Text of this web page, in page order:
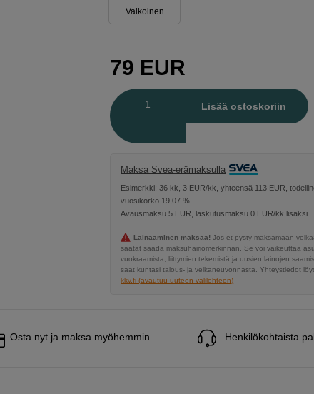
Valkoinen
79 EUR
Lisää ostoskoriin
Maksa Svea-erämaksulla
Esimerkki: 36 kk, 3 EUR/kk, yhteensä 113 EUR,
vuosikorko 19,07 %
Avausmaksu 5 EUR, laskutusmaksu 0 EUR/kk lisäksi
Lainaaminen maksaa! Jos et pysty maksamaan
saatat saada maksuhäiriömerkinnän. Se voi vaikeuttaa
vuokraamista, liittymien tekemistä ja uusien lainojen
saat kuntasi talous- ja velkaneuvonnasta. Yhteystiedot
kkv.fi (avautuu uuteen välilehteen)
Osta nyt ja maksa myöhemmin Henkilökohtaista